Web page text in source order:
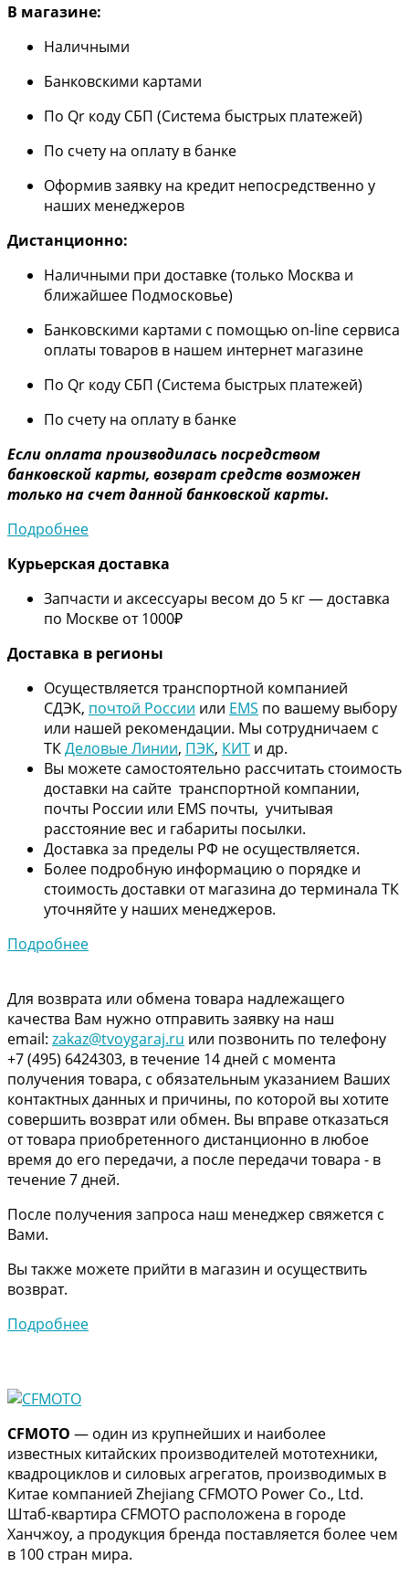
В магазине:
Наличными
Банковскими картами
По Qr коду СБП (Система быстрых платежей)
По счету на оплату в банке
Оформив заявку на кредит непосредственно у
наших менеджеров
Дистанционно:
Наличными при доставке (только Москва и
ближайшее Подмосковье)
Банковскими картами с помощью on-line сервиса
оплаты товаров в нашем интернет магазине
По Qr коду СБП (Система быстрых платежей)
По счету на оплату в банке
Если оплата производилась посредством
банковской карты, возврат средств возможен
только на счет данной банковской карты.
Подробнее
Курьерская доставка
Запчасти и аксессуары весом до 5 кг — доставка
по Москве от 1000₽
Доставка в регионы
Осуществляется транспортной компанией
СДЭК, почтой России или EMS по вашему выбору
или нашей рекомендации. Мы сотрудничаем с
ТКДеловые Линии, ПЭК, КИТ и др.
Вы можете самостоятельно рассчитать стоимость
доставки на сайте транспортной компании,
почты России или EMS почты, учитывая
расстояние вес и габариты посылки.
Доставка за пределы РФ не осуществляется.
Более подробную информацию о порядке и
стоимость доставки от магазина до терминала ТК
уточняйте у наших менеджеров.
Подробнее
Для возврата или обмена товара надлежащего
качества Вам нужно отправить заявку на наш
email: zakaz@tvoygaraj.ru или позвонить по телефону
+7 (495) 6424303, в течение 14 дней с момента
получения товара, с обязательным указанием Ваших
контактных данных и причины, по которой вы хотите
совершить возврат или обмен. Вы вправе отказаться
от товара приобретенного дистанционно в любое
время до его передачи, а после передачи товара - в
течение 7 дней.
После получения запроса наш менеджер свяжется с
Вами.
Вы также можете прийти в магазин и осуществить
возврат.
Подробнее
CFMOTO — один из крупнейших и наиболее
известных китайских производителей мототехники,
квадроциклов и силовых агрегатов, производимых в
Китае компанией Zhejiang CFMOTO Power Co., Ltd.
Штаб-квартира CFMOTO расположена в городе
Ханчжоу, а продукция бренда поставляется более чем
в 100 стран мира.